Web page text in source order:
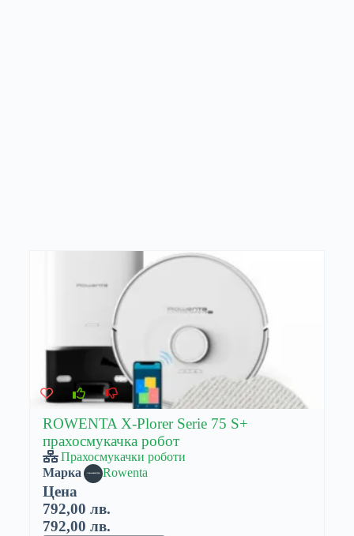
ROWENTA X-Plorer Serie 75 S+
прахосмукачка робот
Прахосмукачки роботи
Марка
Rowenta
Цена
792,00 лв.
792,00 лв.